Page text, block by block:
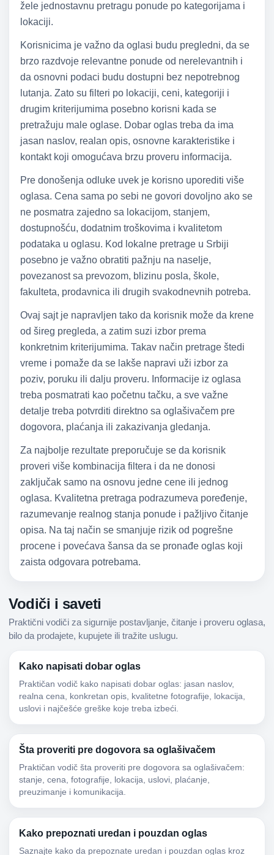
žele jednostavnu pretragu ponude po kategorijama i
lokaciji.
Korisnicima je važno da oglasi budu pregledni, da se
brzo razdvoje relevantne ponude od nerelevantnih i
da osnovni podaci budu dostupni bez nepotrebnog
lutanja. Zato su filteri po lokaciji, ceni, kategoriji i
drugim kriterijumima posebno korisni kada se
pretražuju male oglase. Dobar oglas treba da ima
jasan naslov, realan opis, osnovne karakteristike i
kontakt koji omogućava brzu proveru informacija.
Pre donošenja odluke uvek je korisno uporediti više
oglasa. Cena sama po sebi ne govori dovoljno ako se
ne posmatra zajedno sa lokacijom, stanjem,
dostupnošću, dodatnim troškovima i kvalitetom
podataka u oglasu. Kod lokalne pretrage u Srbiji
posebno je važno obratiti pažnju na naselje,
povezanost sa prevozom, blizinu posla, škole,
fakulteta, prodavnica ili drugih svakodnevnih potreba.
Ovaj sajt je napravljen tako da korisnik može da krene
od šireg pregleda, a zatim suzi izbor prema
konkretnim kriterijumima. Takav način pretrage štedi
vreme i pomaže da se lakše napravi uži izbor za
poziv, poruku ili dalju proveru. Informacije iz oglasa
treba posmatrati kao početnu tačku, a sve važne
detalje treba potvrditi direktno sa oglašivačem pre
dogovora, plaćanja ili zakazivanja gledanja.
Za najbolje rezultate preporučuje se da korisnik
proveri više kombinacija filtera i da ne donosi
zaključak samo na osnovu jedne cene ili jednog
oglasa. Kvalitetna pretraga podrazumeva poređenje,
razumevanje realnog stanja ponude i pažljivo čitanje
opisa. Na taj način se smanjuje rizik od pogrešne
procene i povećava šansa da se pronađe oglas koji
zaista odgovara potrebama.
Vodiči i saveti
Praktični vodiči za sigurnije postavljanje, čitanje i proveru oglasa,
bilo da prodajete, kupujete ili tražite uslugu.
Kako napisati dobar oglas
Praktičan vodič kako napisati dobar oglas: jasan naslov,
realna cena, konkretan opis, kvalitetne fotografije, lokacija,
uslovi i najčešće greške koje treba izbeći.
Šta proveriti pre dogovora sa oglašivačem
Praktičan vodič šta proveriti pre dogovora sa oglašivačem:
stanje, cena, fotografije, lokacija, uslovi, plaćanje,
preuzimanje i komunikacija.
Kako prepoznati uredan i pouzdan oglas
Saznajte kako da prepoznate uredan i pouzdan oglas kroz